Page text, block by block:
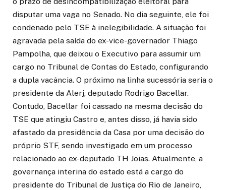
disputar uma vaga no Senado. No dia seguinte, ele foi
condenado pelo TSE à inelegibilidade. A situação foi
agravada pela saída do ex-vice-governador Thiago
Pampolha, que deixou o Executivo para assumir um
cargo no Tribunal de Contas do Estado, configurando
a dupla vacância. O próximo na linha sucessória seria o
presidente da Alerj, deputado Rodrigo Bacellar.
Contudo, Bacellar foi cassado na mesma decisão do
TSE que atingiu Castro e, antes disso, já havia sido
afastado da presidência da Casa por uma decisão do
próprio STF, sendo investigado em um processo
relacionado ao ex-deputado TH Joias. Atualmente, a
governança interina do estado está a cargo do
presidente do Tribunal de Justiça do Rio de Janeiro,